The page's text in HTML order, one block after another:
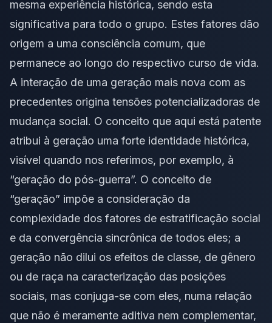
mesma experiência histórica, sendo esta
significativa para todo o grupo. Estes fatores dão
origem a uma consciência comum, que
permanece ao longo do respectivo curso de vida.
A interação de uma geração mais nova com as
precedentes origina tensões potencializadoras de
mudança social. O conceito que aqui está patente
atribui à geração uma forte identidade histórica,
visível quando nos referimos, por exemplo, à
“geração do pós-guerra”. O conceito de
“geração” impõe a consideração da
complexidade dos fatores de estratificação social
e da convergência sincrônica de todos eles; a
geração não dilui os efeitos de classe, de gênero
ou de raça na caracterização das posições
sociais, mas conjuga-se com eles, numa relação
que não é meramente aditiva nem complementar,